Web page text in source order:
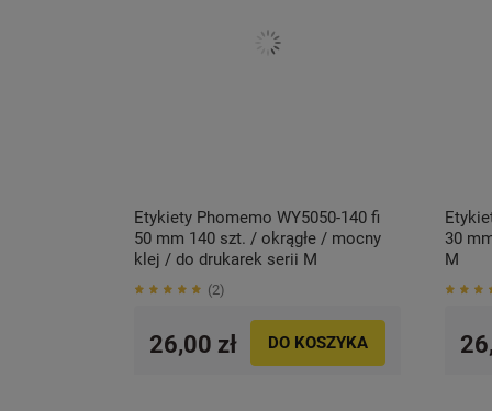
Etykiety Phomemo WY5050-140 fi
50 mm 140 szt. / okrągłe / mocny
klej / do drukarek serii M
2
26,00 zł DO KOSZYKA
30
M